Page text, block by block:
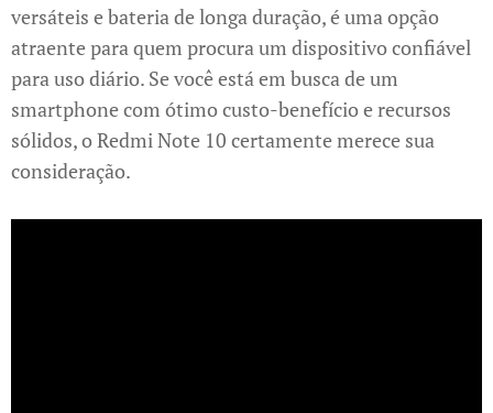
versáteis e bateria de longa duração, é uma opção
atraente para quem procura um dispositivo confiável
para uso diário. Se você está em busca de um
smartphone com ótimo custo-benefício e recursos
sólidos, o Redmi Note 10 certamente merece sua
consideração.